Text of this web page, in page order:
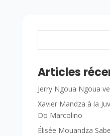
Articles
Jerry Ngoua Ngoua
Xavier Mandza à la
Do Marcolino
Élisée Mouandza